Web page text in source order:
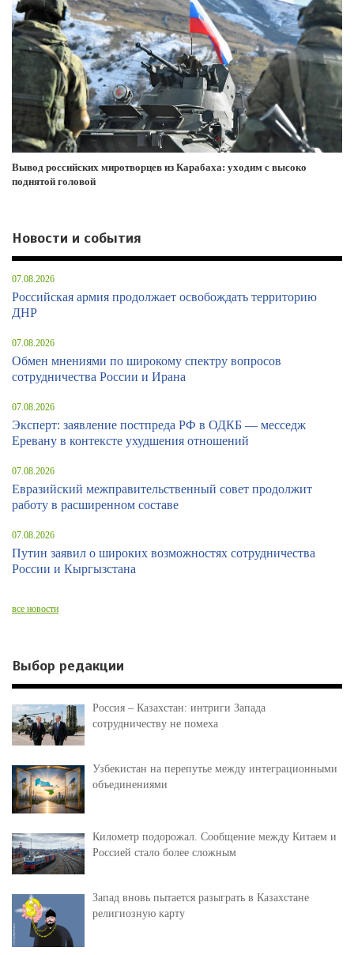
Вывод российских миротворцев из Карабаха: уходим с высоко
поднятой головой
Новости и события
07.08.2026
Российская армия продолжает освобождать территорию
ДНР
07.08.2026
Обмен мнениями по широкому спектру вопросов
сотрудничества России и Ирана
07.08.2026
Эксперт: заявление постпреда РФ в ОДКБ — месседж
Еревану в контексте ухудшения отношений
07.08.2026
Евразийский межправительственный совет продолжит
работу в расширенном составе
07.08.2026
Путин заявил о широких возможностях сотрудничества
России и Кыргызстана
все новости
Выбор редакции
Россия – Казахстан: интриги Запада
сотрудничеству не помеха
Узбекистан на перепутье между интеграционными
объединениями
Километр подорожал. Сообщение между Китаем и
Россией стало более сложным
Запад вновь пытается разыграть в Казахстане
религиозную карту